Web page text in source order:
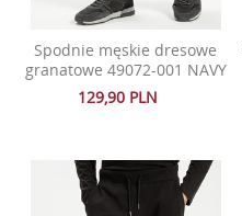
Spodnie męskie dresowe
granatowe 49072-001 NAVY
129,90 PLN